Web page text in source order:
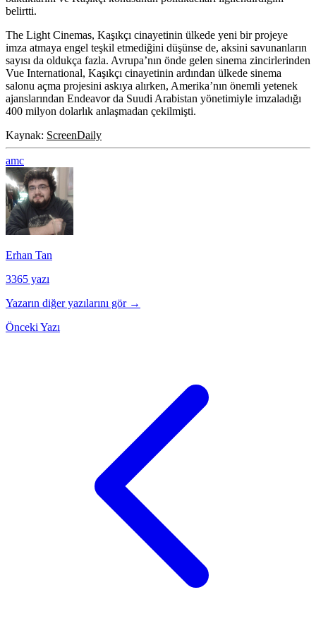
belirtti.
The Light Cinemas, Kaşıkçı cinayetinin ülkede yeni bir projeye
imza atmaya engel teşkil etmediğini düşünse de, aksini savunanların
sayısı da oldukça fazla. Avrupa’nın önde gelen sinema zincirlerinden
Vue International, Kaşıkçı cinayetinin ardından ülkede sinema
salonu açma projesini askıya alırken, Amerika’nın önemli yetenek
ajanslarından Endeavor da Suudi Arabistan yönetimiyle imzaladığı
400 milyon dolarlık anlaşmadan çekilmişti.
Kaynak: ScreenDaily
amc
Erhan Tan
3365 yazı
Yazarın diğer yazılarını gör →
Önceki Yazı